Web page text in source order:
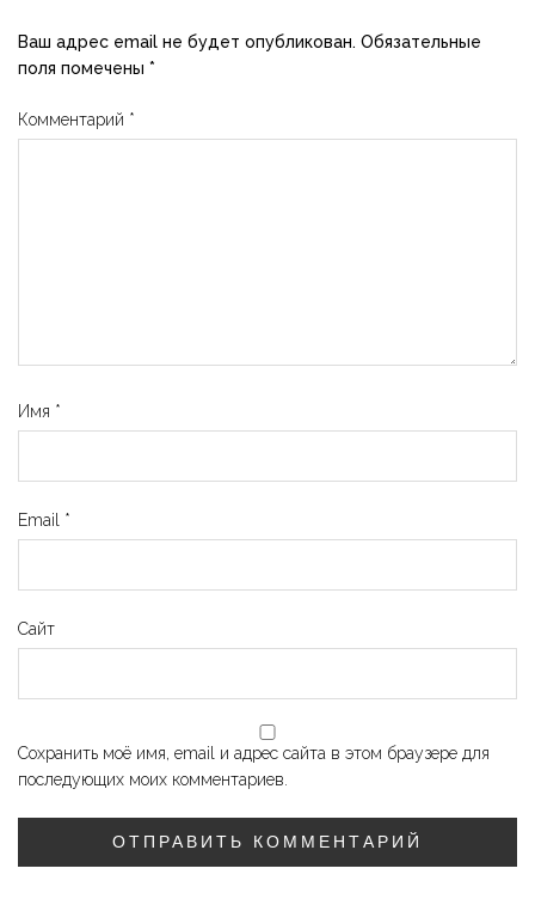
Ваш адрес email не будет опубликован. Обязательные
поля помечены *
Комментарий *
Имя *
Email *
Сайт
Сохранить моё имя, email и адрес сайта в этом браузере для
последующих моих комментариев.